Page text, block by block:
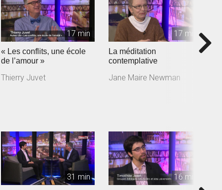
17 min
« Les conflits, une école
de l’amour »
Thierry Juvet
17 min
La méditation
contemplative
Jane Maire Newman
31 min 16 min